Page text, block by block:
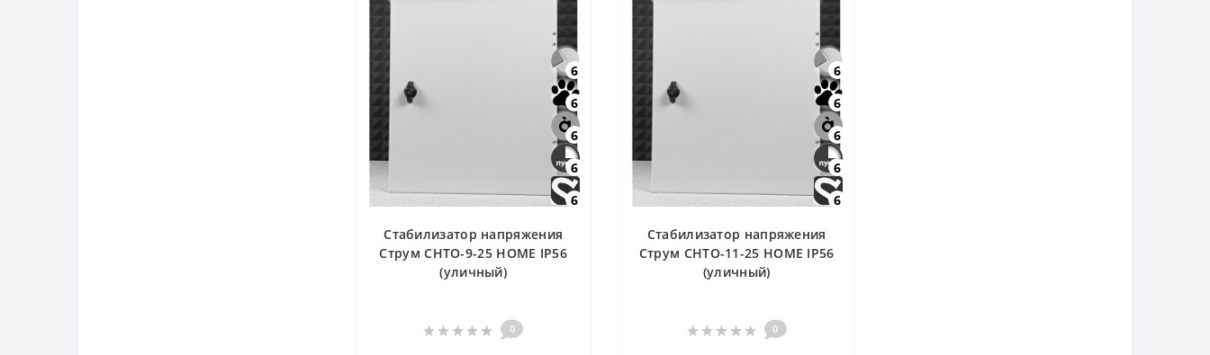
6
6
6
6
6
Стабилизатор напряжения
Струм СНТО-9-25 HOME IP56
(уличный)
0
6
6
6
6
6
Стабилизатор напряжения
Струм СНТО-11-25 HOME IP56
(уличный)
0